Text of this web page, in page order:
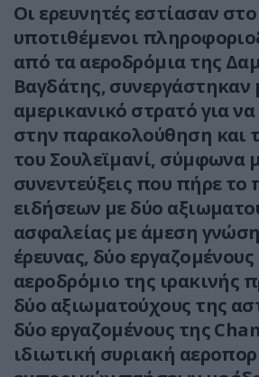
Οι ερευνητές εστίασαν
υποτιθέμενοι
από τα αεροδρόμια της
Βαγδάτης, συνεργάστηκαν
αμερικανικό στρατό για
στην παρακολούθηση και
του Σουλεϊμανί, σύμφωνα
συνεντεύξεις που πήρε το
ειδήσεων με δύο
ασφαλείας με άμεση
έρευνας, δύο
αεροδρόμιο της ιρακινής
δύο αξιωματούχους της
δύο εργαζομένους της
ιδιωτική συριακή